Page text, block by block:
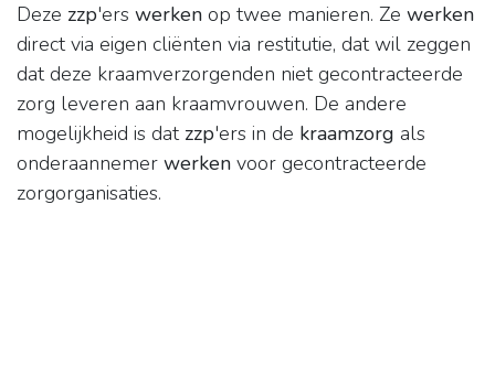
Deze zzp'ers werken op twee manieren. Ze werken
direct via eigen cliënten via restitutie, dat wil zeggen
dat deze kraamverzorgenden niet gecontracteerde
zorg leveren aan kraamvrouwen. De andere
mogelijkheid is dat zzp'ers in de kraamzorg als
onderaannemer werken voor gecontracteerde
zorgorganisaties.